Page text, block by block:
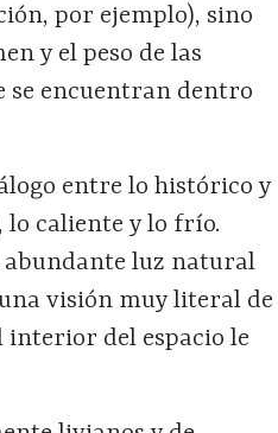
por ejemplo), sino
y el peso de las
se encuentran dentro
entre lo histórico y
lo caliente y lo frío.
luz natural
visión muy literal de
interior del espacio le